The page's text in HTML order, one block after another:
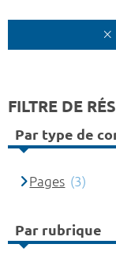
FILTRE DE
Par type de
Pages (3)
Par rubrique